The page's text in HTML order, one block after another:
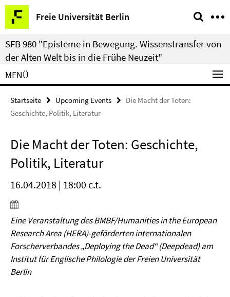
Springe
direkt
zu
Inhalt
Freie Universität Berlin
Service-
Navigation
SFB 980 "Episteme in Bewegung. Wissenstransfer von
der Alten Welt bis in die Frühe Neuzeit"
MENÜ
Startseite Upcoming Events
Die Macht der Toten:
Geschichte, Politik, Literatur
Die Macht der Toten: Geschichte,
Politik, Literatur
16.04.2018 | 18:00 c.t.
Eine Veranstaltung des BMBF/Humanities in the European
Research Area (HERA)-geförderten internationalen
Forscherverbandes „Deploying the Dead“ (Deepdead) am
Institut für Englische Philologie der Freien Universität
Berlin